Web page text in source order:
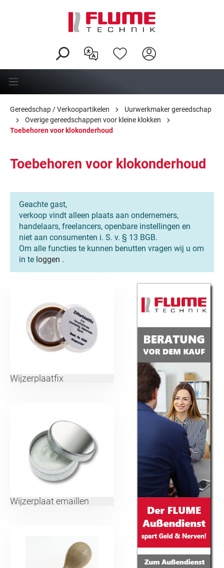
Gereedschap / Verkoopartikelen
Uurwerkmaker gereedschap
Overige gereedschappen voor kleine klokken
Toebehoren voor klokonderhoud
Toebehoren voor klokonderhoud
Geachte gast,
verkoop vindt alleen plaats aan ondernemers,
handelaars, freelancers, openbare instellingen en
niet aan consumenten i. S. v. § 13 BGB.
Om alle functies te kunnen benutten vragen wij u om
in te loggen .
Wijzerplaatfix
Wijzerplaat emaillen